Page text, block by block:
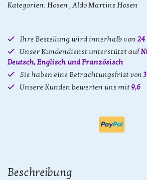
Kategorien: Hosen , Aldo Martins Hosen
Ihre Bestellung wird innerhalb von 24
Unser Kundendienst unterstützt auf
Deutsch, Englisch und Französisch
Sie haben eine Betrachtungsfrist von
Unsere Kunden bewerten uns mit 9,6
Beschreibung